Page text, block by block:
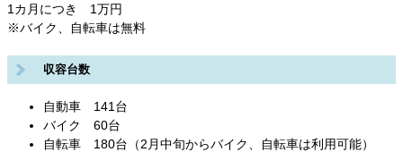
1カ月につき 1万円
※バイク、自転車は無料
収容台数
自動車 141台
バイク 60台
自転車 180台（2月中旬からバイク、自転車は利用可能）